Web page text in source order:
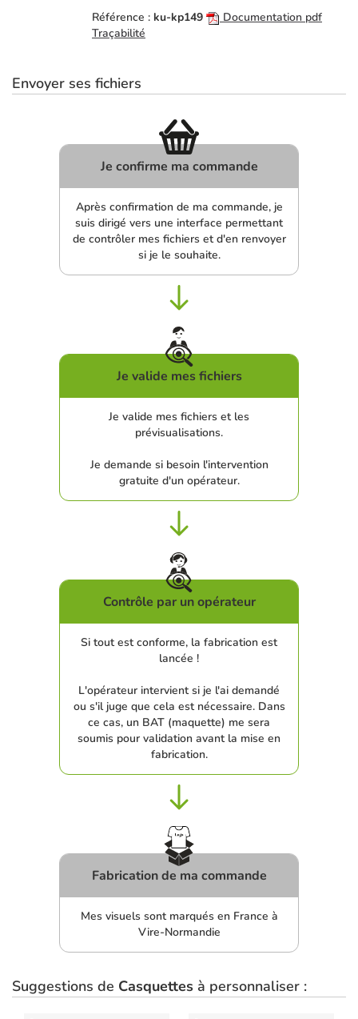
Référence : ku-kp149
Documentation pdf
Traçabilité
Envoyer ses fichiers
Je confirme ma commande
Après confirmation de ma commande, je
suis dirigé vers une interface permettant
de contrôler mes fichiers et d'en renvoyer
si je le souhaite.
Je valide mes fichiers
Je valide mes fichiers et les
prévisualisations.
Je demande si besoin l'intervention
gratuite d'un opérateur.
Contrôle par un opérateur
Si tout est conforme, la fabrication est
lancée !
L'opérateur intervient si je l'ai demandé
ou s'il juge que cela est nécessaire. Dans
ce cas, un BAT (maquette) me sera
soumis pour validation avant la mise en
fabrication.
Fabrication de ma commande
Mes visuels sont marqués en France à
Vire-Normandie
Suggestions de Casquettes à personnaliser :